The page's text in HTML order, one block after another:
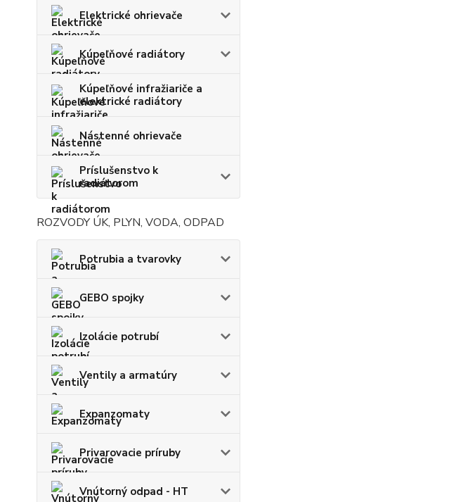
Elektrické ohrievače
Kúpeľňové radiátory
Kúpeľňové infražiariče a
elektrické radiátory
Nástenné ohrievače
Príslušenstvo k
radiátorom
ROZVODY ÚK, PLYN, VODA, ODPAD
Potrubia a tvarovky
GEBO spojky
Izolácie potrubí
Ventily a armatúry
Expanzomaty
Privarovacie príruby
Vnútorný odpad - HT